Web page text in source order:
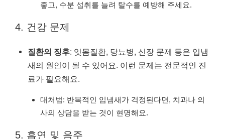
좋고, 수분 섭취를 늘려 탈수를 예방해 주세요.
4. 건강 문제
질환의 징후: 잇몸질환, 당뇨병, 신장 문제 등은 입냄
새의 원인이 될 수 있어요. 이런 문제는 전문적인 진
료가 필요해요.
대처법: 반복적인 입냄새가 걱정된다면, 치과나 의
사의 상담을 받는 것이 현명해요.
5. 흡연 및 음주